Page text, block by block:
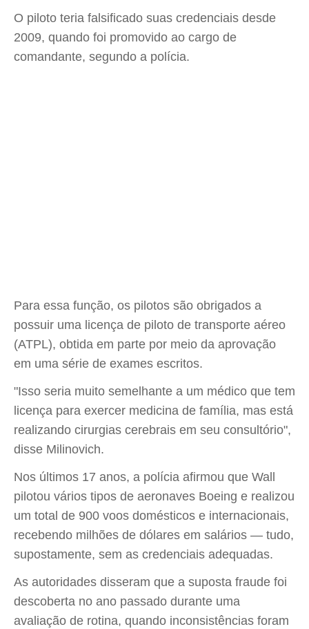
O piloto teria falsificado suas credenciais desde
2009, quando foi promovido ao cargo de
comandante, segundo a polícia.
Para essa função, os pilotos são obrigados a
possuir uma licença de piloto de transporte aéreo
(ATPL), obtida em parte por meio da aprovação
em uma série de exames escritos.
"Isso seria muito semelhante a um médico que tem
licença para exercer medicina de família, mas está
realizando cirurgias cerebrais em seu consultório",
disse Milinovich.
Nos últimos 17 anos, a polícia afirmou que Wall
pilotou vários tipos de aeronaves Boeing e realizou
um total de 900 voos domésticos e internacionais,
recebendo milhões de dólares em salários — tudo,
supostamente, sem as credenciais adequadas.
As autoridades disseram que a suposta fraude foi
descoberta no ano passado durante uma
avaliação de rotina, quando inconsistências foram